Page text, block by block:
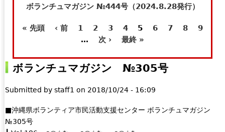
a
l
n
l
ボランチュマガジン №444号（2024.8.28発行）
ペ
ジ
« 先頭 ‹ 前 1 2 3 4 5 6 7 8
9
…
次 › 最終 »
ボランチュマガジン №305号
Submitted by staff1 on 2018/10/24 - 16:09
■沖縄県ボランティア市民活動支援センター ボランチュマガジン
№305号